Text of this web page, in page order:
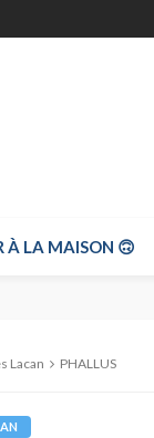
À LA MAISON 🙃
Lacan PHALLUS